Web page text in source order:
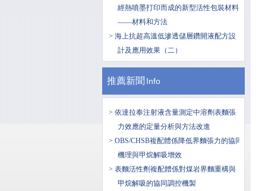
經熱噴墨打印而成的新型活性包裝材料
——材料和方法
> 海上抗超高溫低滲透儲層鑽開液配方設
計及應用效果（二）
推薦新聞 Info
> 依達拉奉注射液含量測定中溶劑表麵張
力效應的定量分析與方法改進
> OBS/CHSB複配體係降低界麵張力的協同
機理與甲烷解吸增效
> 表麵活性劑複配體係對煤岩界麵重構與
甲烷解吸的協同調控機製